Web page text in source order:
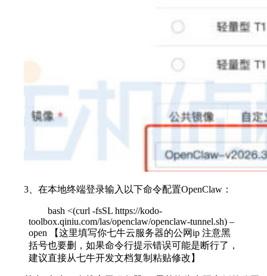
3、在本地终端登录输入以下命令配置OpenClaw：
bash <(curl -fsSL https://kodo-
toolbox.qiniu.com/las/openclaw/openclaw-tunnel.sh) –
open 【这里填写你七牛云服务器的公网ip 注意黑
括号也要删，如果命令行提示错误可能是断行了，
建议直接从七牛开发文档复制粘贴修改】